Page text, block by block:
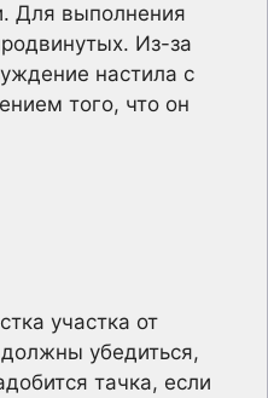
Для выполнения
Из-за
настила с
того, что он
участка от
убедиться,
тачка, если